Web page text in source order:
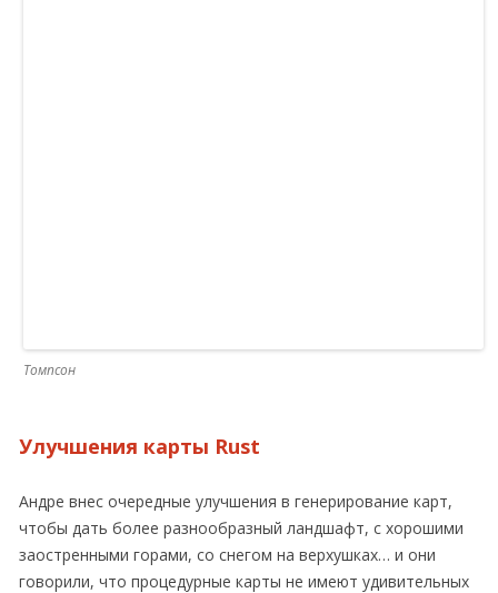
Томпсон
Улучшения карты Rust
Андре внес очередные улучшения в генерирование карт,
чтобы дать более разнообразный ландшафт, с хорошими
заостренными горами, со снегом на верхушках… и они
говорили, что процедурные карты не имеют удивительных